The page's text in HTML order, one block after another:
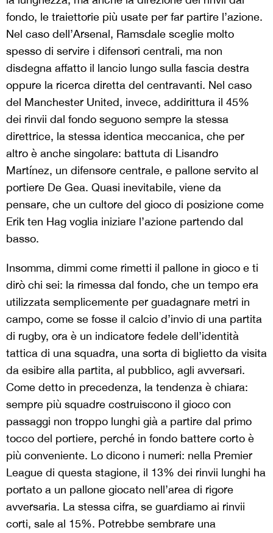
fondo, le traiettorie più usate per far partire l’azione.
Nel caso dell’Arsenal, Ramsdale sceglie molto
spesso di servire i difensori centrali, ma non
disdegna affatto il lancio lungo sulla fascia destra
oppure la ricerca diretta del centravanti. Nel caso
del Manchester United, invece, addirittura il 45%
dei rinvii dal fondo seguono sempre la stessa
direttrice, la stessa identica meccanica, che per
altro è anche singolare: battuta di Lisandro
Martínez, un difensore centrale, e pallone servito al
portiere De Gea. Quasi inevitabile, viene da
pensare, che un cultore del gioco di posizione come
Erik ten Hag voglia iniziare l’azione partendo dal
basso.
Insomma, dimmi come rimetti il pallone in gioco e ti
dirò chi sei: la rimessa dal fondo, che un tempo era
utilizzata semplicemente per guadagnare metri in
campo, come se fosse il calcio d’invio di una partita
di rugby, ora è un indicatore fedele dell’identità
tattica di una squadra, una sorta di biglietto da visita
da esibire alla partita, al pubblico, agli avversari.
Come detto in precedenza, la tendenza è chiara:
sempre più squadre costruiscono il gioco con
passaggi non troppo lunghi già a partire dal primo
tocco del portiere, perché in fondo battere corto è
più conveniente. Lo dicono i numeri: nella Premier
League di questa stagione, il 13% dei rinvii lunghi ha
portato a un pallone giocato nell’area di rigore
avversaria. La stessa cifra, se guardiamo ai rinvii
corti, sale al 15%. Potrebbe sembrare una